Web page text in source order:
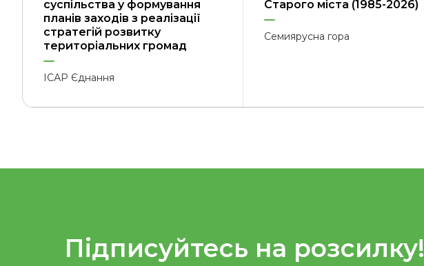
суспільства у формування
планів заходів з реалізації
стратегій розвитку
територіальних громад
ІСАР Єднання
Старого міста (1985-2026)
Семиярусна гора
Підписуйтесь на розсилку!